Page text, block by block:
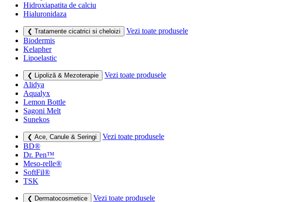
Hidroxiapatita de calciu
Hialuronidaza
❮ Tratamente cicatrici si cheloizi
Vezi toate produsele
Biodermis
Kelapher
Lipoelastic
❮ Lipoliză & Mezoterapie
Vezi toate produsele
Alidya
Aqualyx
Lemon Bottle
Sagoni Melt
Sunekos
❮ Ace, Canule & Seringi
Vezi toate produsele
BD®
Dr. Pen™
Meso-relle®
SoftFil®
TSK
❮ Dermatocosmetice
Vezi toate produsele